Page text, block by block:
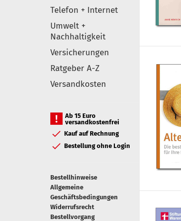
Telefon + Internet
Umwelt +
Nachhaltigkeit
Versicherungen
Ratgeber A-Z
Versandkosten
Ab 15 Euro
versandkostenfrei
Kauf auf Rechnung
Bestellung ohne Login
Bestellhinweise
Allgemeine
Geschäftsbedingungen
Widerrufsrecht
Bestellvorgang